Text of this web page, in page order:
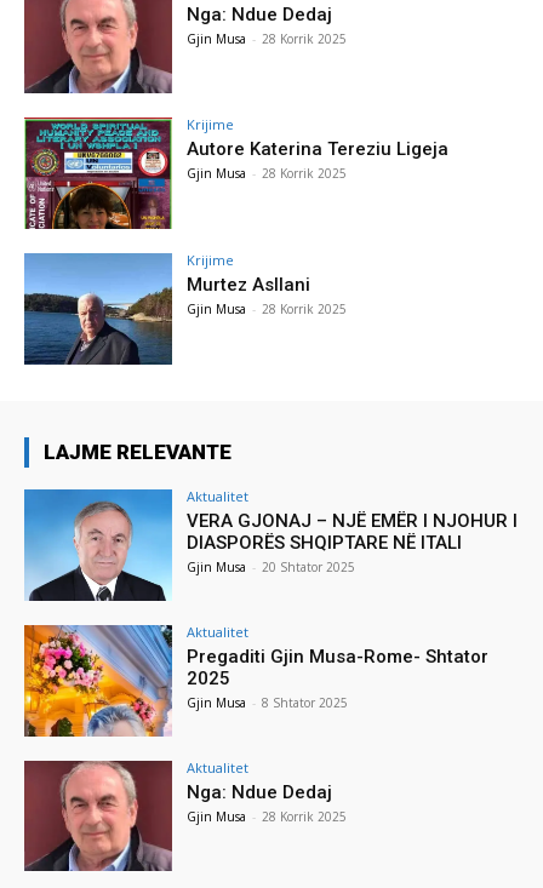
Nga: Ndue Dedaj
Gjin Musa - 28 Korrik 2025
Krijime
Autore Katerina Tereziu Ligeja
Gjin Musa - 28 Korrik 2025
Krijime
Murtez Asllani
Gjin Musa - 28 Korrik 2025
LAJME RELEVANTE
Aktualitet
VERA GJONAJ – NJË EMËR I NJOHUR I
DIASPORËS SHQIPTARE NË ITALI
Gjin Musa - 20 Shtator 2025
Aktualitet
Pregaditi Gjin Musa-Rome- Shtator
2025
Gjin Musa - 8 Shtator 2025
Aktualitet
Nga: Ndue Dedaj
Gjin Musa - 28 Korrik 2025